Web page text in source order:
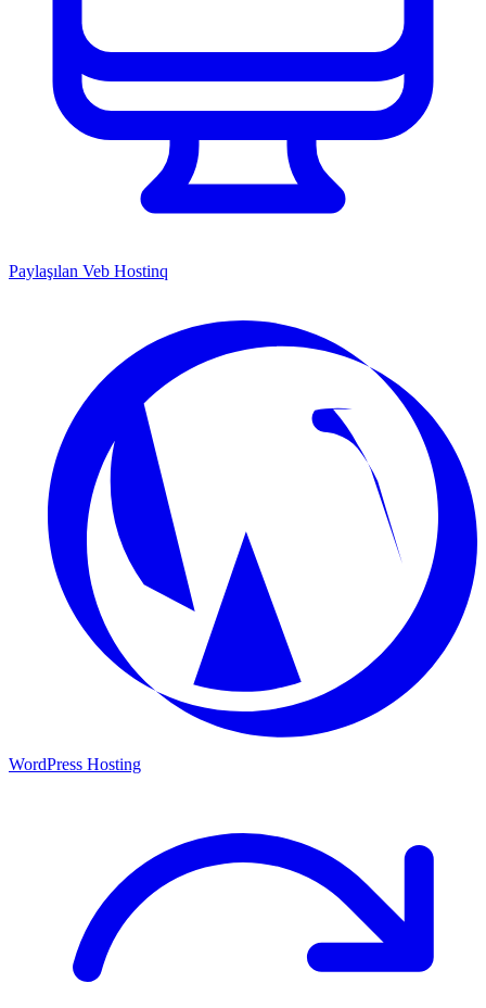
Paylaşılan Veb Hostinq
WordPress Hosting